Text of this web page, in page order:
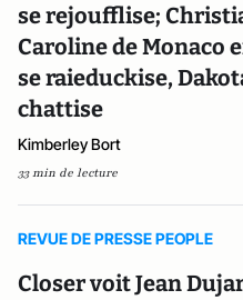
se rejoufflise;
Caroline de Monaco
se raieduckise,
chattise
Kimberley Bort
33 min de lecture
REVUE DE PRESSE PEOPLE
Closer voit Jean